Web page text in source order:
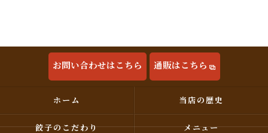
お問い合わせはこちら 通販はこちら
ホーム 当店の歴史
餃子のこだわり メニュー